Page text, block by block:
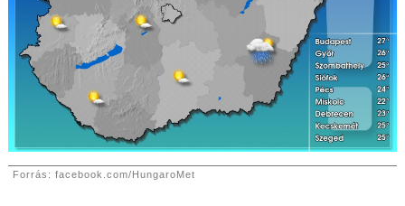
Forrás: facebook.com/HungaroMet